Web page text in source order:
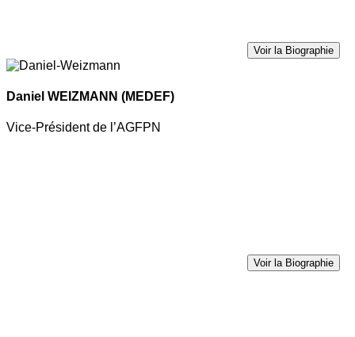
Voir la Biographie
Daniel WEIZMANN (MEDEF)
Vice-Président de l’AGFPN
Voir la Biographie